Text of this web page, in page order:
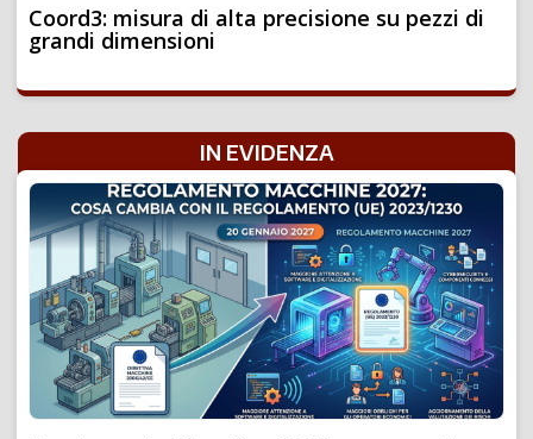
Coord3: misura di alta precisione su pezzi di
grandi dimensioni
IN EVIDENZA